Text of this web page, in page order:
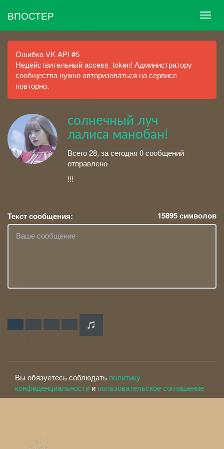
ВПОСТЕР
Ошибка VK API #5
Недействительный access_token! Администратору
сообщества нужно авторизоваться на сервисе
повторно.
солнечный луч
лалиса манобан!
Всего 28, за сегодня 0 сообщений
отправлено
!!!
Текст сообщения: 15895символов
Вы обязуетесь соблюдать политику
конфиденциальности и пользовательское соглашение